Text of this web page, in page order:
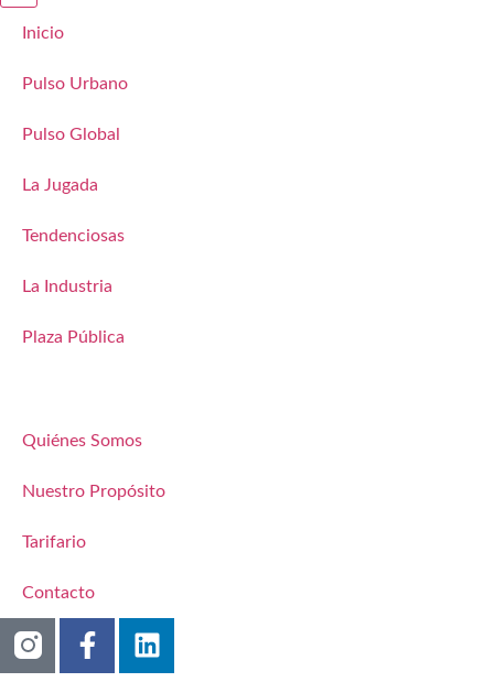
Inicio
Pulso Urbano
Pulso Global
La Jugada
Tendenciosas
La Industria
Plaza Pública
Quiénes Somos
Nuestro Propósito
Tarifario
Contacto